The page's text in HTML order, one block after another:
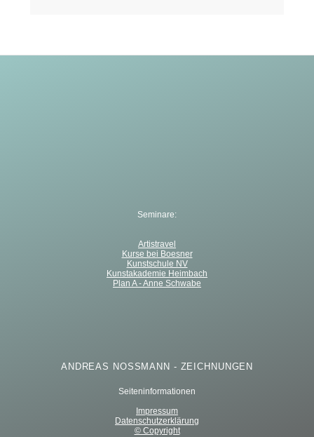
ANDREAS NOSSMANN - ZEICHNUNGEN
Seiteninformationen
Impressum
Datenschutzerklärung
© Copyright
Seminare:
Artistravel
Kurse bei Boesner
Kunstschule NV
Kunstakademie Heimbach
Plan A - Anne Schwabe